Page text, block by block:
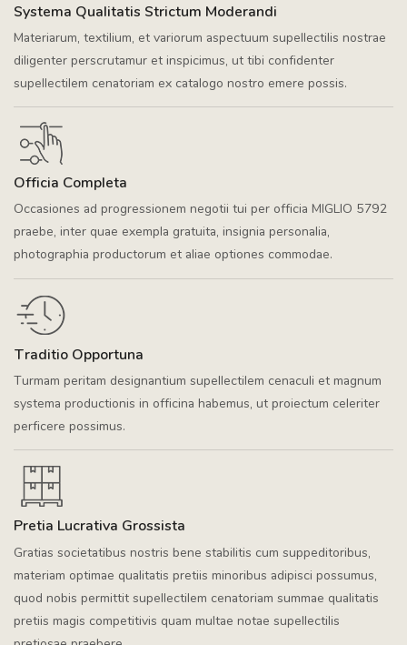
Systema Qualitatis Strictum Moderandi
Materiarum, textilium, et variorum aspectuum supellectilis nostrae
diligenter perscrutamur et inspicimus, ut tibi confidenter
supellectilem cenatoriam ex catalogo nostro emere possis.
Officia Completa
Occasiones ad progressionem negotii tui per officia MIGLIO 5792
praebe, inter quae exempla gratuita, insignia personalia,
photographia productorum et aliae optiones commodae.
Traditio Opportuna
Turmam peritam designantium supellectilem cenaculi et magnum
systema productionis in officina habemus, ut proiectum celeriter
perficere possimus.
Pretia Lucrativa Grossista
Gratias societatibus nostris bene stabilitis cum suppeditoribus,
materiam optimae qualitatis pretiis minoribus adipisci possumus,
quod nobis permittit supellectilem cenatoriam summae qualitatis
pretiis magis competitivis quam multae notae supellectilis